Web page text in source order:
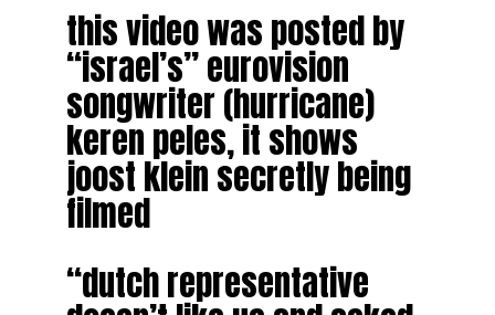
this video was posted by
“israel’s” eurovision
songwriter (hurricane)
keren peles, it shows
joost klein secretly being
filmed
“dutch representative